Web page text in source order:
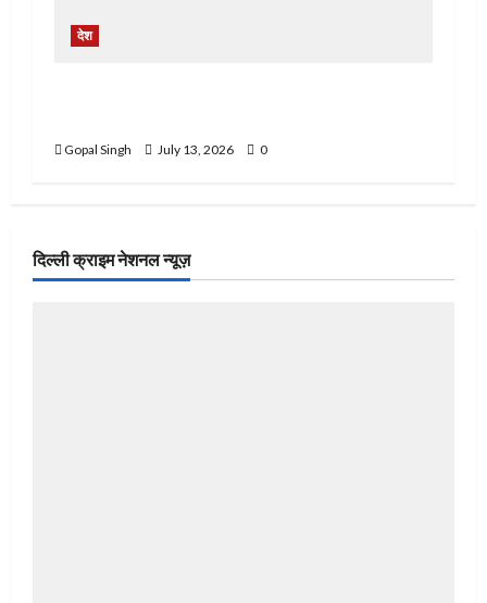
देश
Gopal Singh July 13, 2026 0
दिल्ली क्राइम नेशनल न्यूज़